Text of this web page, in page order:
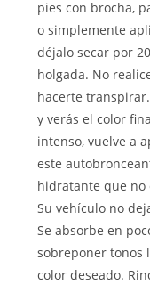
pies con brocha,
o simplemente
déjalo secar por
holgada. No
hacerte
y verás el color
intenso, vuelve a
este
hidratante que no
Su vehículo no
Se absorbe en
sobreponer tonos
color deseado.